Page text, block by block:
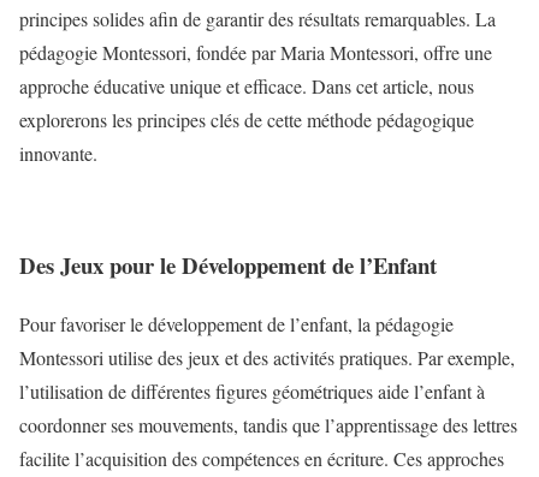
principes solides afin de garantir des résultats remarquables. La
pédagogie Montessori, fondée par Maria Montessori, offre une
approche éducative unique et efficace. Dans cet article, nous
explorerons les principes clés de cette méthode pédagogique
innovante.
Des Jeux pour le Développement de l’Enfant
Pour favoriser le développement de l’enfant, la pédagogie
Montessori utilise des jeux et des activités pratiques. Par exemple,
l’utilisation de différentes figures géométriques aide l’enfant à
coordonner ses mouvements, tandis que l’apprentissage des lettres
facilite l’acquisition des compétences en écriture. Ces approches